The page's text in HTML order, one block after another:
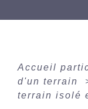
Accueil
d'un terrain
terrain isolé